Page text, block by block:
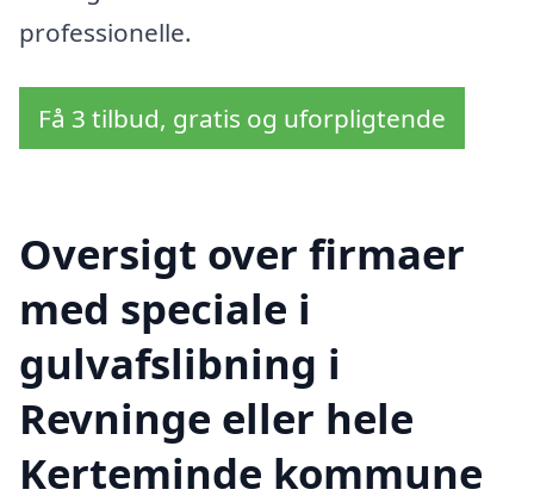
professionelle.
Få 3 tilbud, gratis og uforpligtende
Oversigt over firmaer
med speciale i
gulvafslibning i
Revninge eller hele
Kerteminde kommune